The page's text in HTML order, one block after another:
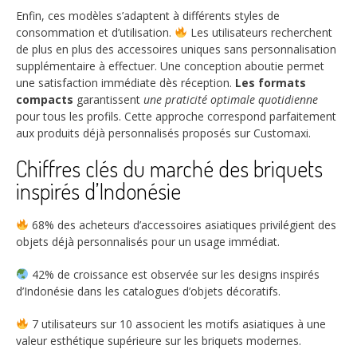
Enfin, ces modèles s’adaptent à différents styles de
consommation et d’utilisation.
Les utilisateurs recherchent
de plus en plus des accessoires uniques sans personnalisation
supplémentaire à effectuer. Une conception aboutie permet
une satisfaction immédiate dès réception. Les formats
compacts garantissent une praticité optimale quotidienne
pour tous les profils. Cette approche correspond parfaitement
aux produits déjà personnalisés proposés sur Customaxi.
Chiffres clés du marché des briquets
inspirés d’Indonésie
68% des acheteurs d’accessoires asiatiques privilégient des
objets déjà personnalisés pour un usage immédiat.
42% de croissance est observée sur les designs inspirés
d’Indonésie dans les catalogues d’objets décoratifs.
7utilisateurs sur 10 associent les motifs asiatiques à une
valeur esthétique supérieure sur les briquets modernes.